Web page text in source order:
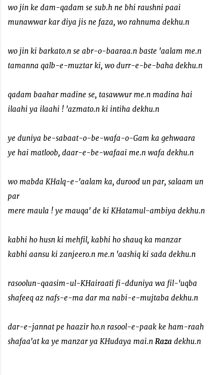
wo jin ke dam-qadam se sub.h ne bhi raushni paai
munawwar kar diya jis ne faza, wo rahnuma dekhu.n
wo jin ki barkato.n se abr-o-baaraa.n baste 'aalam me.n
tamanna qalb-e-muztar ki, wo durr-e-be-baha dekhu.n
qadam baahar madine se, tasawwur me.n madina hai
ilaahi ya ilaahi ! 'azmato.n ki intiha dekhu.n
ye duniya be-sabaat-o-be-wafa-o-Gam ka gehwaara
ye hai matloob, daar-e-be-wafaai me.n wafa dekhu.n
wo mabda KHalq-e-'aalam ka, durood un par, salaam un
par
mere maula ! ye mauqa' de ki KHatamul-ambiya dekhu.n
kabhi ho husn ki mehfil, kabhi ho shauq ka manzar
kabhi aansu ki zanjeero.n me.n 'aashiq ki sada dekhu.n
rasoolun-qaasim-ul-KHairaati fi-dduniya wa fil-'uqba
shafeeq az nafs-e-ma dar ma nabi-e-mujtaba dekhu.n
dar-e-jannat pe haazir ho.n rasool-e-paak ke ham-raah
shafaa'at ka ye manzar ya KHudaya mai.n Raza dekhu.n